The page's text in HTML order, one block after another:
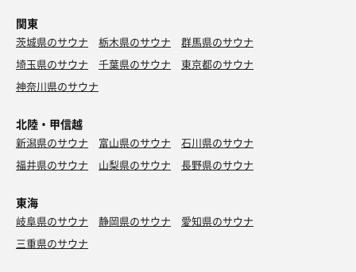
うまし。
関東
茨城県のサウナ 栃木県のサウナ
群馬県のサウナ
埼玉県のサウナ
千葉県のサウナ
東京都のサウナ
神奈川県のサウナ
北陸・甲信越
新潟県のサウナ 富山県のサウナ
石川県のサウナ
福井県のサウナ
山梨県のサウナ 長野県のサウナ
東海
岐阜県のサウナ 静岡県のサウナ
愛知県のサウナ
三重県のサウナ